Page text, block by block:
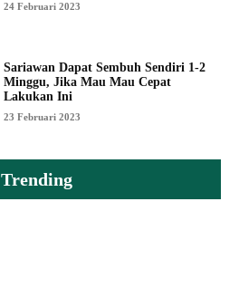
24 Februari 2023
Sariawan Dapat Sembuh Sendiri 1-2
Minggu, Jika Mau Mau Cepat
Lakukan Ini
23 Februari 2023
Trending